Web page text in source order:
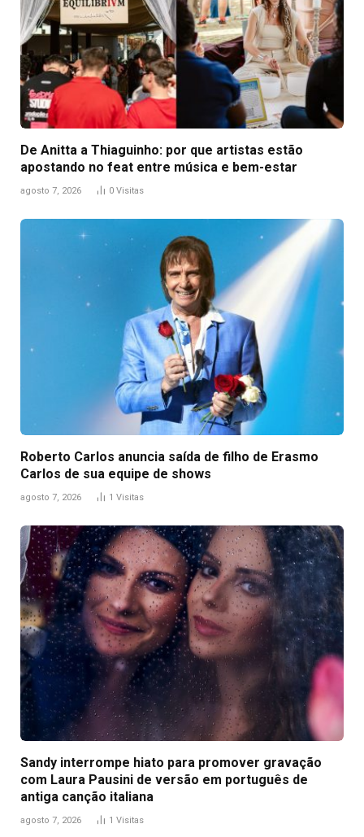
De Anitta a Thiaguinho: por que artistas estão
apostando no feat entre música e bem-estar
agosto 7, 2026 0 Visitas
Roberto Carlos anuncia saída de filho de Erasmo
Carlos de sua equipe de shows
agosto 7, 2026 1 Visitas
Sandy interrompe hiato para promover gravação
com Laura Pausini de versão em português de
antiga canção italiana
agosto 7, 2026 1 Visitas